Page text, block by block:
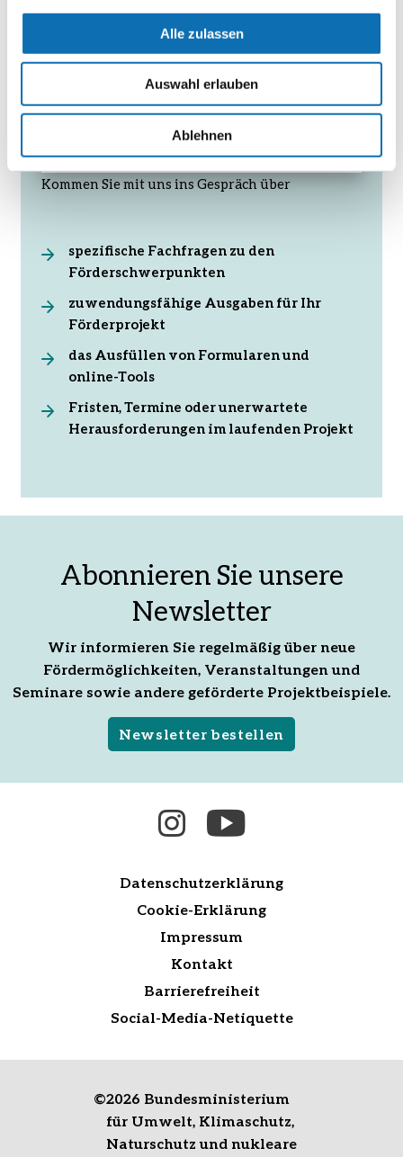
Alle zulassen
Auswahl erlauben
Ablehnen
Kommen Sie mit uns ins Gespräch über
spezifische Fachfragen zu den
Förderschwerpunkten
zuwendungsfähige Ausgaben für Ihr
Förderprojekt
das Ausfüllen von Formularen und
online-Tools
Fristen, Termine oder unerwartete
Herausforderungen im laufenden Projekt
nki-
kommunalrichtlinie@z-u-
g.org
Abonnieren Sie unsere
Newsletter
Wir informieren Sie regelmäßig über neue
Fördermöglichkeiten, Veranstaltungen und
Seminare sowie andere geförderte Projektbeispiele.
Newsletter bestellen
Datenschutzerklärung
Cookie-Erklärung
Impressum
Kontakt
Barrierefreiheit
Social-Media-Netiquette
©2026 Bundesministerium
für Umwelt, Klimaschutz,
Naturschutz und nukleare